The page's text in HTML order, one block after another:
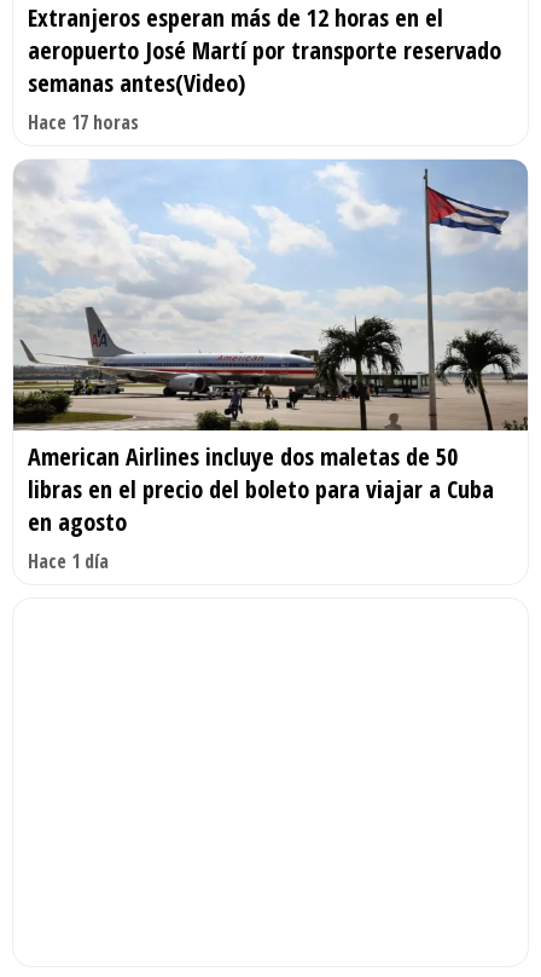
Extranjeros esperan más de 12 horas en el
aeropuerto José Martí por transporte reservado
semanas antes(Video)
Hace 17 horas
American Airlines incluye dos maletas de 50
libras en el precio del boleto para viajar a Cuba
en agosto
Hace 1 día